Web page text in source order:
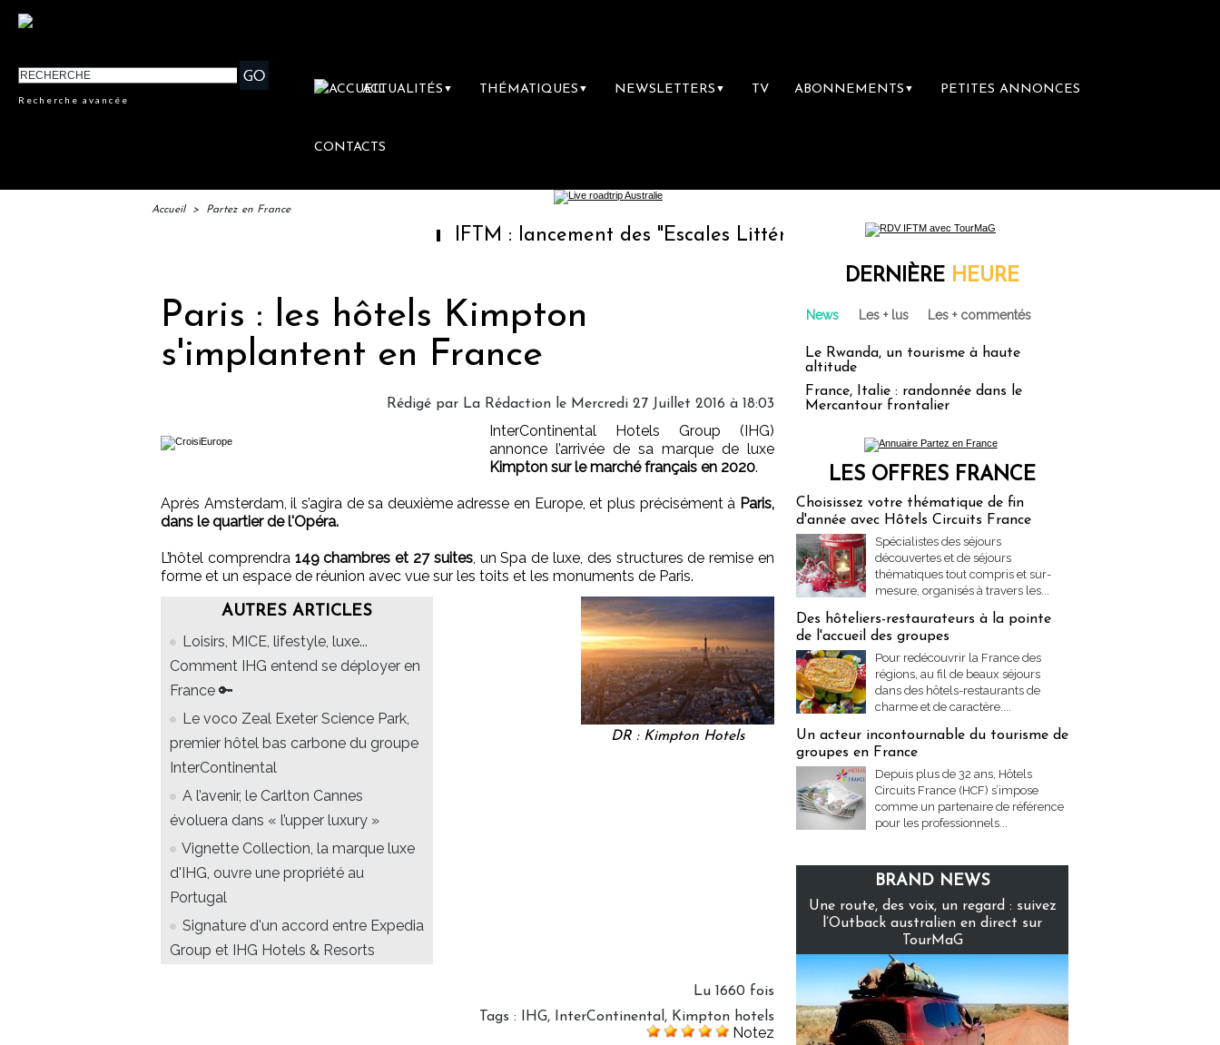
Recherche avancée
ACTUALITÉS ▼ THÉMATIQUES ▼ NEWSLETTERS ▼ TV ABONNEMENTS ▼ PETITES ANNONCES
CONTACTS
Accueil > Partez en France
IFTM : lancement des "Escales Littéraires", la première librairie du voyage
Paris : les hôtels Kimpton
s'implantent en France
Rédigé par La Rédaction le Mercredi 27 Juillet 2016 à 18:03
InterContinental Hotels Group (IHG)
annonce l’arrivée de sa marque de luxe
Kimpton sur le marché français en 2020.
Après Amsterdam, il s’agira de sa deuxième adresse en Europe, et plus précisément à Paris,
dans le quartier de l'Opéra.
L’hôtel comprendra 149 chambres et 27 suites, un Spa de luxe, des structures de remise en
forme et un espace de réunion avec vue sur les toits et les monuments de Paris.
AUTRES ARTICLES
Loisirs, MICE, lifestyle, luxe...
Comment IHG entend se déployer en
France 🔑
Le voco Zeal Exeter Science Park,
premier hôtel bas carbone du groupe
InterContinental
A l’avenir, le Carlton Cannes
évoluera dans « l’upper luxury »
Vignette Collection, la marque luxe
d'IHG, ouvre une propriété au
Portugal
Signature d'un accord entre Expedia
Group et IHG Hotels & Resorts
DR : Kimpton Hotels
Lu 1660 fois
Tags : IHG, InterContinental , Kimpton hotels
Notez
DERNIÈRE HEURE
News Les + lus Les + commentés
Le Rwanda, un tourisme à haute
altitude
France, Italie : randonnée dans le
Mercantour frontalier
LES OFFRES FRANCE
Choisissez votre thématique de fin
d'année avec Hôtels Circuits France
Spécialistes des séjours
découvertes et de séjours
thématiques tout compris et sur-
mesure, organisés à travers les...
Des hôteliers-restaurateurs à la pointe
de l'accueil des groupes
Pour redécouvrir la France des
régions, au fil de beaux séjours
dans des hôtels-restaurants de
charme et de caractère....
Un acteur incontournable du tourisme de
groupes en France
Depuis plus de 32 ans, Hôtels
Circuits France (HCF) s’impose
comme un partenaire de référence
pour les professionnels...
BRAND NEWS
Une route, des voix, un regard : suivez
l’Outback australien en direct sur
TourMaG